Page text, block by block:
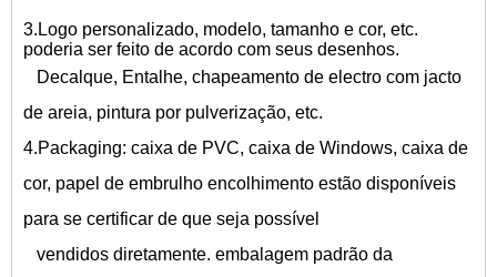
3.Logo personalizado, modelo, tamanho e cor, etc.
poderia ser feito de acordo com seus desenhos.
Decalque, Entalhe, chapeamento de electro com jacto
de areia, pintura por pulverização, etc.
4.Packaging: caixa de PVC, caixa de Windows, caixa de
cor, papel de embrulho encolhimento estão disponíveis
para se certificar de que seja possível
vendidos diretamente. embalagem padrão da